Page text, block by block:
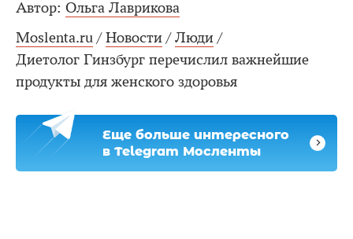
Автор: Ольга Лаврикова
Moslenta.ru / Новости / Люди /
Диетолог Гинзбург перечислил важнейшие
продукты для женского здоровья
Еще больше интересного
в Telegram Мосленты